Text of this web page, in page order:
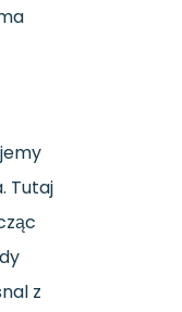
Tutaj
z